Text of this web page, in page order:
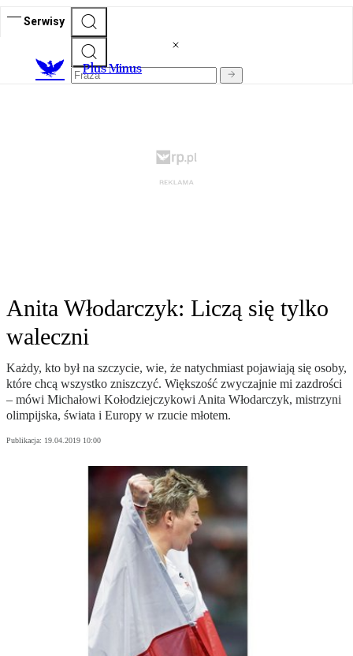
Serwisy
Plus Minus
Anita Włodarczyk: Liczą się tylko
waleczni
Każdy, kto był na szczycie, wie, że natychmiast pojawiają się osoby,
które chcą wszystko zniszczyć. Większość zwyczajnie mi zazdrości
– mówi Michałowi Kołodziejczykowi Anita Włodarczyk, mistrzyni
olimpijska, świata i Europy w rzucie młotem.
Publikacja: 19.04.2019 10:00